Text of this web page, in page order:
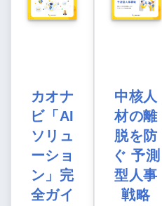
カオナ
ビ「AI
ソリュ
ーショ
ン」完
全ガイ
中核人
材の離
脱を防
ぐ 予測
型人事
戦略